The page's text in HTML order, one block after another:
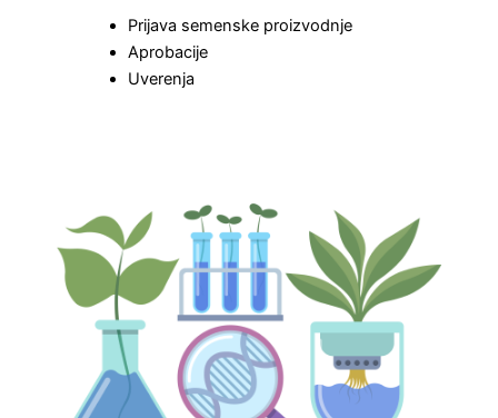
Prijava semenske proizvodnje
Aprobacije
Uverenja